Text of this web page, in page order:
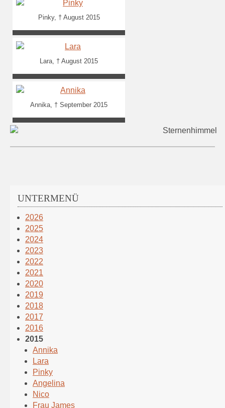
Pinky, † August 2015
Lara, † August 2015
Annika, † September 2015
UNTERMENÜ
Navigation
überspringen
2026
2025
2024
2023
2022
2021
2020
2019
2018
2017
2016
2015
Annika
Lara
Pinky
Angelina
Nico
Frau James